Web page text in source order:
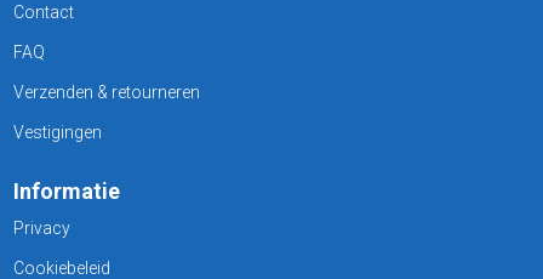
Contact
FAQ
Verzenden & retourneren
Vestigingen
Informatie
Privacy
Cookiebeleid